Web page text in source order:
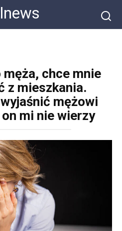
chce mnie
z mieszkania.
mężowi
mi nie wierzy